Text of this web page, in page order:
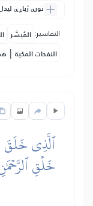
نورې ژباړې
التفاسير: المُيسَّر
النفحات المكية |
ٱلَّذِي
خَلۡقِ